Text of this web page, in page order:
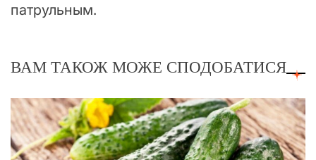
патрульным.
ВАМ ТАКОЖ МОЖЕ СПОДОБАТИСЯ